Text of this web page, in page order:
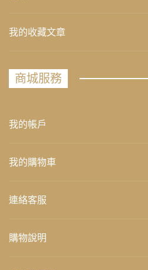
我的收藏文章
商城服務
我的帳戶
我的購物車
連絡客服
購物說明